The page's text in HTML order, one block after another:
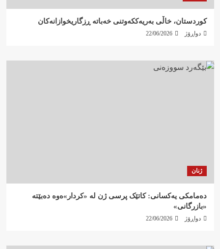
کوردستان، خاڵی بەریەککەوتنی خەباتە ڕزگاریخوازانەکان
دواڕۆژ 22/06/2026
ژنان
دەمامکی یەکسانی: کاتێک پرسی ژن لە «کردار»ەوە دەبێتە
«بازرگانی»
دواڕۆژ 22/06/2026